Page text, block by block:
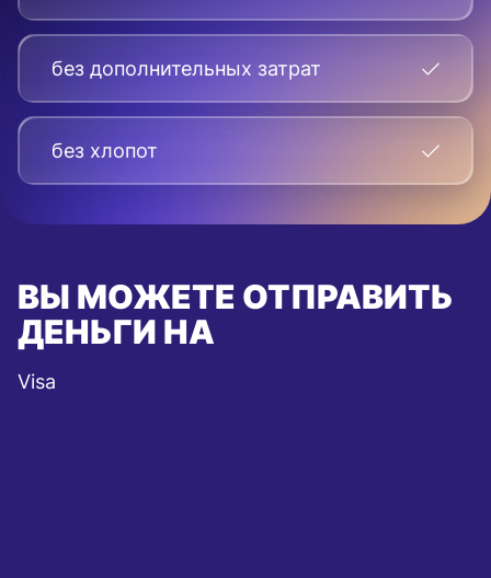
без дополнительных затрат
без хлопот
ВЫ МОЖЕТЕ ОТПРАВИТЬ
ДЕНЬГИ НА
Visa